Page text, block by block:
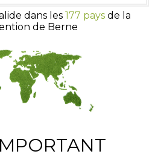
dans les 177 paysde la
de Berne